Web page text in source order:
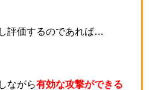
評価するのであれば…
ながら有効な攻撃ができる